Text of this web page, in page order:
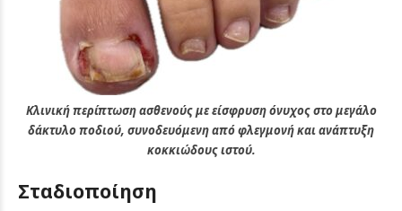
Κλινική περίπτωση ασθενούς με είσφρυση όνυχος στο μεγάλο
δάκτυλο ποδιού, συνοδευόμενη από φλεγμονή και ανάπτυξη
κοκκιώδους ιστού.
Σταδιοποίηση